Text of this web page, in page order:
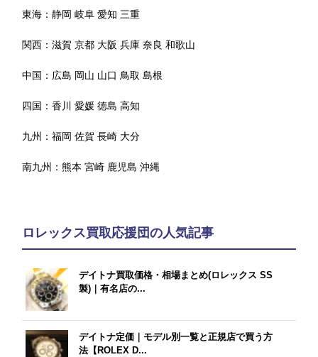
東海：静岡 岐阜 愛知 三重
関西：滋賀 京都 大阪 兵庫 奈良 和歌山
中国： 広島 岡山 山口 鳥取 島根
四国：香川 愛媛 徳島 高知
九州：福岡 佐賀 長崎 大分
南九州：熊本 宮崎 鹿児島 沖縄
ロレックス買取応援団の人気記事
デイトナ買取価格・相場まとめ(ロレックス SS
製)｜有名店の...
デイトナ定価｜モデル別一覧と正規店で買う方
法【ROLEX D...